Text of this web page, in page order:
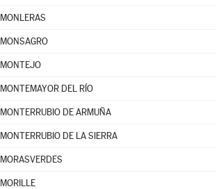
MONLERAS
MONSAGRO
MONTEJO
MONTEMAYOR DEL RÍO
MONTERRUBIO DE ARMUÑA
MONTERRUBIO DE LA SIERRA
MORASVERDES
MORILLE